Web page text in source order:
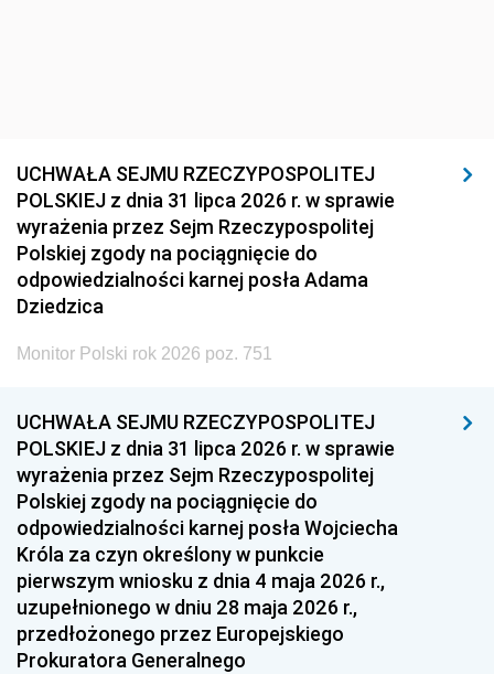
UCHWAŁA SEJMU RZECZYPOSPOLITEJ
POLSKIEJ z dnia 31 lipca 2026 r. w sprawie
wyrażenia przez Sejm Rzeczypospolitej
Polskiej zgody na pociągnięcie do
odpowiedzialności karnej posła Adama
Dziedzica
Monitor Polski rok 2026 poz. 751
UCHWAŁA SEJMU RZECZYPOSPOLITEJ
POLSKIEJ z dnia 31 lipca 2026 r. w sprawie
wyrażenia przez Sejm Rzeczypospolitej
Polskiej zgody na pociągnięcie do
odpowiedzialności karnej posła Wojciecha
Króla za czyn określony w punkcie
pierwszym wniosku z dnia 4 maja 2026 r.,
uzupełnionego w dniu 28 maja 2026 r.,
przedłożonego przez Europejskiego
Prokuratora Generalnego